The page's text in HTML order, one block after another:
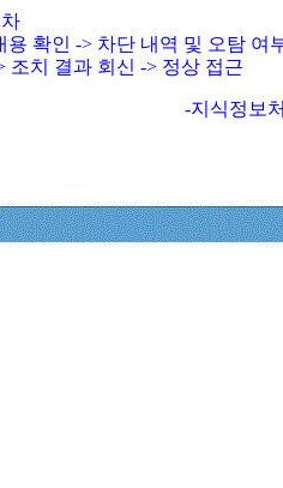
용 확인 -> 차단 내역 및 오탐 여
조치 결과 회신 -> 정상 접근
-지식정보